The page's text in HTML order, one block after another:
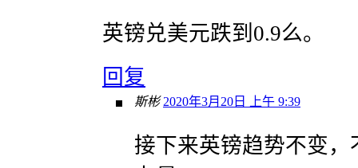
英镑兑美元跌到0.9么。
回复
斯彬 2020年3月20日 上午 9:39
接下来英镑趋势不变